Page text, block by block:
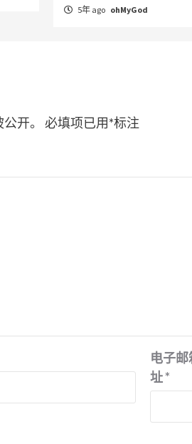
5年 ago ohMyGod
开。 必填项已用*标注
电子
址*